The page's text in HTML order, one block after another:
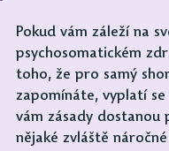
Pokud vám záleží na
psychosomatickém
toho, že pro samý
zapomínáte, vyplatí
vám zásady dostanou
nějaké zvláště